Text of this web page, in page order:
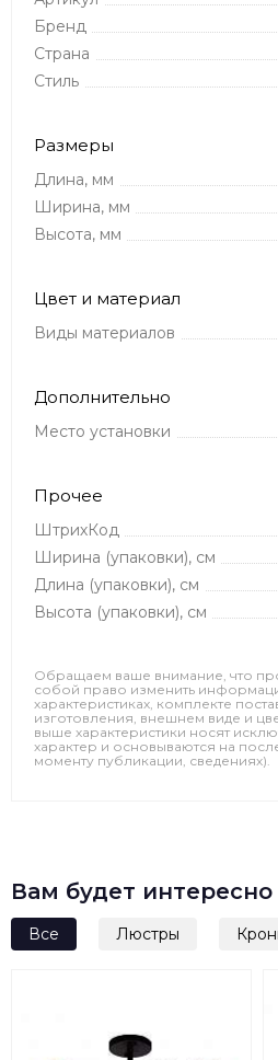
Бренд
Страна
Стиль
Размеры
Длина, мм
Ширина, мм
Высота, мм
Цвет и материал
Виды материалов
Дополнительно
Место установки
Прочее
ШтрихКод
Ширина (упаковки), см
Длина (упаковки), см
Высота (упаковки), см
Обращаем ваше внимание, что
собой право изменить
характеристиках, комплекте
изготовления, внешнем виде и
выше характеристики носят
характер и основываются на
моменту публикации, сведениях).
Вам будет интересно
Все Люстры